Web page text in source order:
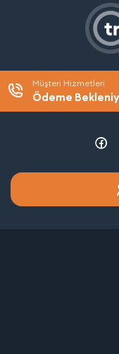
Müşteri Hizmetleri
Ödeme